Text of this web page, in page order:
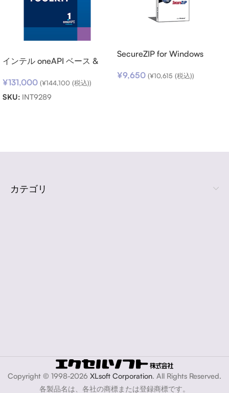
インテル oneAPI ベース &
ノード) SSR (期限内更新用)
¥131,000 (¥144,100 (税込))
SKU: INT9289
SecureZIP for Windows
ンロード
¥9,650 (¥10,615 (税込))
カテゴリ
Copyright © 1998-2026 XLsoft Corporation. All Rights Reserved.
各製品名は、各社の商標または登録商標です。